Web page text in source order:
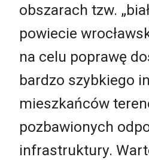
obszarach tzw.
powiecie
na celu poprawę
bardzo szybkiego
mieszkańców
pozbawionych
infrastruktury.